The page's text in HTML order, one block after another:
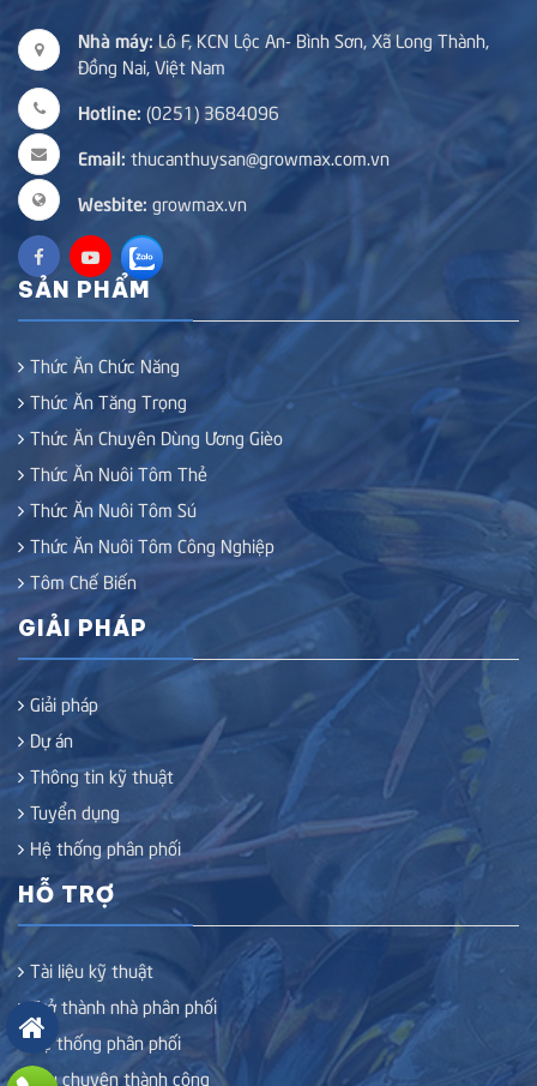
Nhà máy: Lô F, KCN Lộc An- Bình Sơn, Xã Long Thành,
Đồng Nai, Việt Nam
Hotline: (0251) 3684096
Email: thucanthuysan@growmax.com.vn
Wesbite: growmax.vn
SẢN PHẨM
Thức Ăn Chức Năng
Thức Ăn Tăng Trọng
Thức Ăn Chuyên Dùng Ương Gièo
Thức Ăn Nuôi Tôm Thẻ
Thức Ăn Nuôi Tôm Sú
Thức Ăn Nuôi Tôm Công Nghiệp
Tôm Chế Biến
GIẢI PHÁP
Giải pháp
Dự án
Thông tin kỹ thuật
Tuyển dụng
Hệ thống phân phối
HỖ TRỢ
Tài liệu kỹ thuật
Trở thành nhà phân phối
Hệ thống phân phối
Câu chuyện thành công